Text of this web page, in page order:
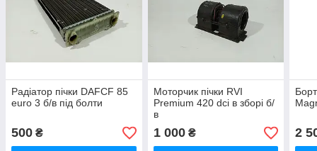
Радіатор пічки DAFCF 85
euro 3 б/в під болти
500 ₴
Моторчик пічки RVI
Premium 420 dci в зборі б/
в
1 000₴ 2